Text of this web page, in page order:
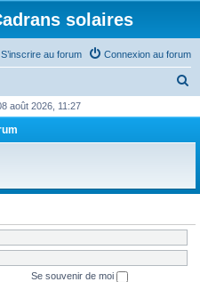
solaires
Connexion au forum
S’inscrire au forum
h
r
août 2026, 11:27
Se souvenir de moi